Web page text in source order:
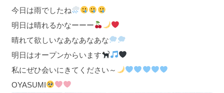
今日は雨でしたね
明日は晴れるかなーーー
晴れて欲しいなあなあなあな
明日はオープンからいます
私にぜひ会いにきてください～
OYASUMI